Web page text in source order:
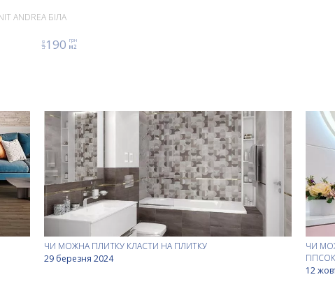
ANDREA БІЛА
ціна190 грн
м2
ЧИ МОЖНА ПЛИТКУ КЛАСТИ НА ПЛИТКУ
29 березня 2024
ЧИ
12